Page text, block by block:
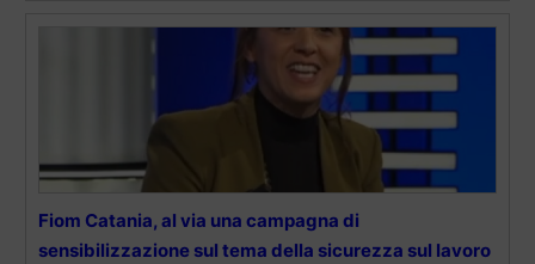
Fiom Catania, al via una campagna di
sensibilizzazione sul tema della sicurezza sul lavoro